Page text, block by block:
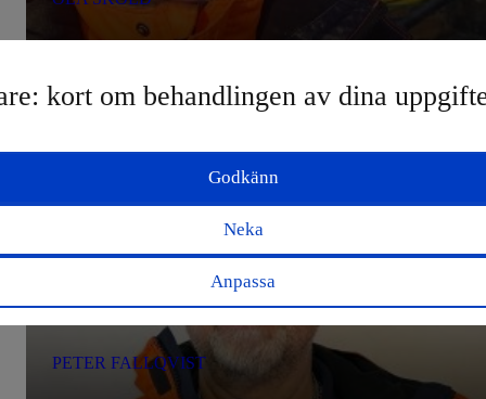
kort om behandlingen av dina
Anpassa
Neka
Godkänn
PETER FALLQVIST